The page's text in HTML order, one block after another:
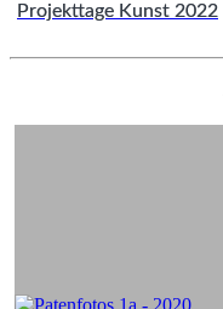
Projekttage Kunst 2022